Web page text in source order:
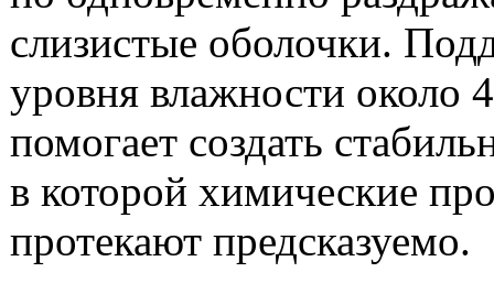
слизистые оболочки.
уровня влажности около
помогает создать
в которой химические
протекают предсказуемо.